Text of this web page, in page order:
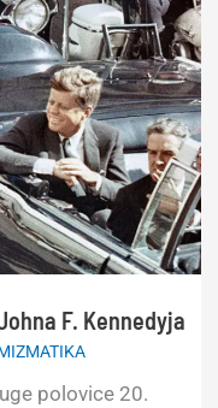
F. Kennedyja
polovice 20.